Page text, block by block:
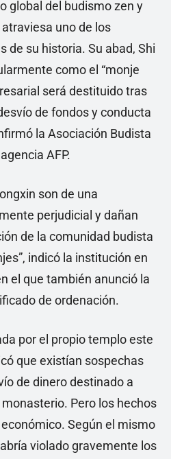
global del budismo zen y
uno de los
de su historia. Su abad, Shi
como el “monje
será destituido tras
de fondos y conducta
la Asociación Budista
AFP.
son de una
perjudicial y dañan
de la comunidad budista
indicó la institución en
el que también anunció la
de ordenación.
por el propio templo este
que existían sospechas
de dinero destinado a
Pero los hechos
Según el mismo
violado gravemente los